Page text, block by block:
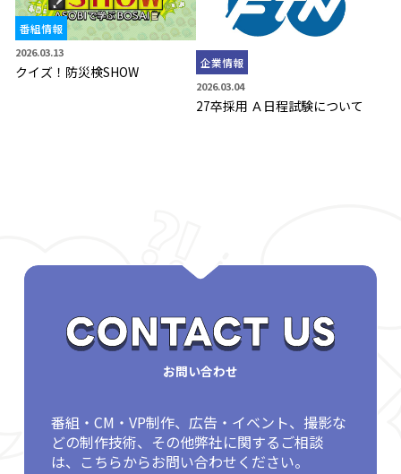
番組情報
2026.03.13
クイズ！防災検SHOW
企業情報
2026.03.04
27卒採用 Ａ日程試験について
お問い合わせ
番組・CM・VP制作、広告・イベント、撮影な
どの制作技術、その他弊社に関するご相談
は、こちらからお問い合わせください。